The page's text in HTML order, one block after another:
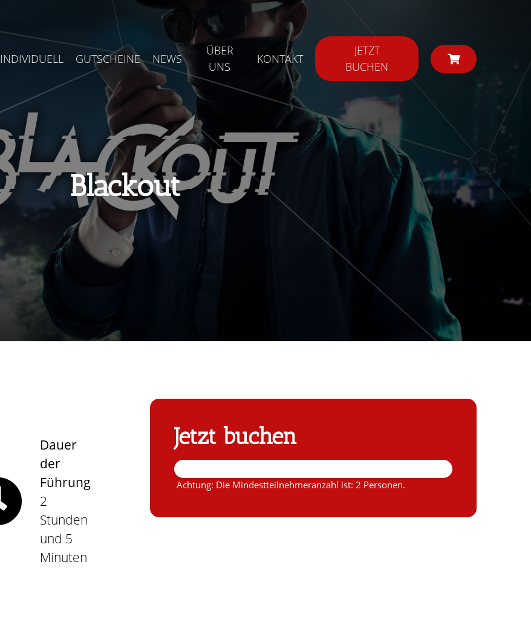
INDIVIDUELL GUTSCHEINE NEWS
ÜBER
UNS
KONTAKT
JETZT
BUCHEN
Blackout
Dauer
der
Führung
2
Stunden
und 5
Minuten
Jetzt buchen
Achtung: Die Mindestteilnehmeranzahl ist: 2 Personen.